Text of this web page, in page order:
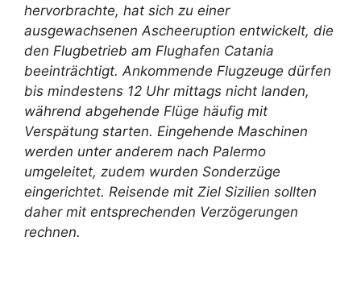
hervorbrachte, hat sich zu einer
ausgewachsenen Ascheeruption entwickelt, die
den Flugbetrieb am Flughafen Catania
beeinträchtigt. Ankommende Flugzeuge dürfen
bis mindestens 12 Uhr mittags nicht landen,
während abgehende Flüge häufig mit
Verspätung starten. Eingehende Maschinen
werden unter anderem nach Palermo
umgeleitet, zudem wurden Sonderzüge
eingerichtet. Reisende mit Ziel Sizilien sollten
daher mit entsprechenden Verzögerungen
rechnen.